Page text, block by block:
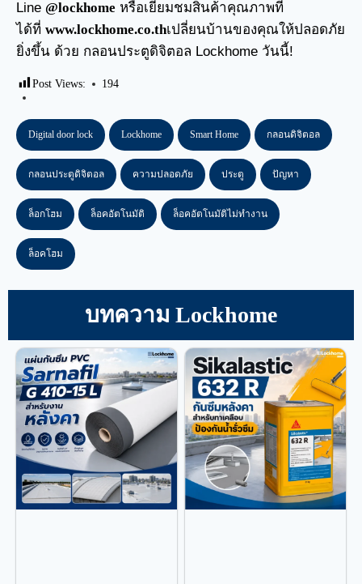
Line @lockhome หรือเยี่ยมชมสินค้าคุณภาพที่
ได้ที่ www.lockhome.co.thเปลี่ยนบ้านของคุณให้ปลอดภัย
ยิ่งขึ้น ด้วย กลอนประตูดิจิตอล Lockhome วันนี้!
Post Views: 194
Digital door lock Lockhome Smart Home กลอนดิจิตอล
กลอนประตูดิจิตอล ความปลอดภัย ประตู ปัญหา
ล็อกโฮม ล็อคอัตโนมัติ ล็อคอัตโนมัติไม่ทำงาน
ล็อคโฮม
บทความ Lockhome